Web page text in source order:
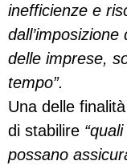
inefficienze e
delle imprese,
tempo”.
Una delle
di stabilire
possano